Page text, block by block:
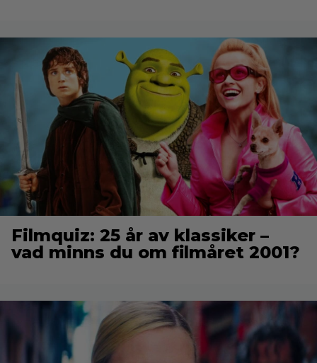
Filmquiz: 25 år av klassiker –
vad minns du om filmåret 2001?